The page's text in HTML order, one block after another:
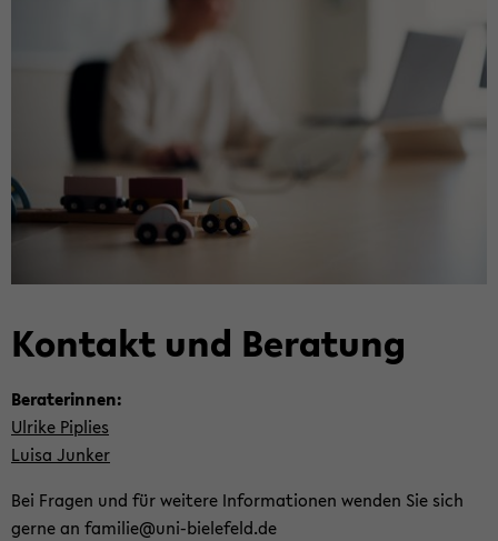
Kon­takt und Be­ra­tung
Be­ra­te­rin­nen:
Ul­ri­ke Pi­plies
Luisa Jun­ker
Bei Fra­gen und für wei­te­re In­for­ma­tio­nen wen­den Sie sich
gerne an fa­mi­lie@uni-​bielefeld.de